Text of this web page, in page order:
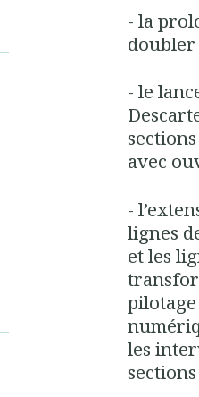
- la
doubler
- le
avec
-
lignes
et les
les